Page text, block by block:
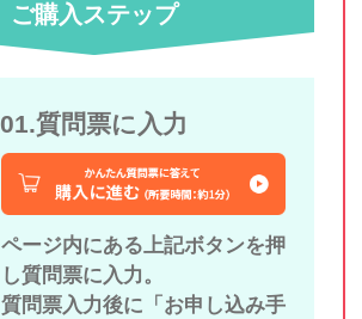
ご購入ステップ
01.質問票に入力
ページ内にある上記ボタンを押
し質問票に入力。
質問票入力後に「お申し込み手